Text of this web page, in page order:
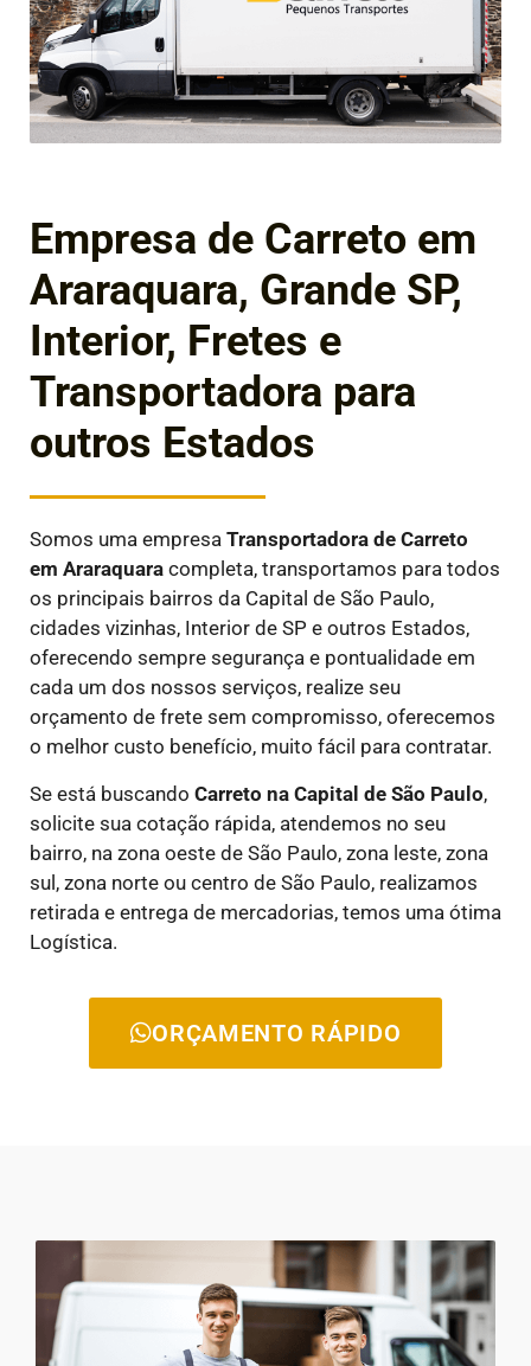
Empresa de Carreto em
Araraquara, Grande SP,
Interior, Fretes e
Transportadora para
outros Estados
Somos uma empresa Transportadora de Carreto
em Araraquara completa, transportamos para todos
os principais bairros da Capital de São Paulo,
cidades vizinhas, Interior de SP e outros Estados,
oferecendo sempre segurança e pontualidade em
cada um dos nossos serviços, realize seu
orçamento de frete sem compromisso, oferecemos
o melhor custo benefício, muito fácil para contratar.
Se está buscando Carreto na Capital de São Paulo,
solicite sua cotação rápida, atendemos no seu
bairro, na zona oeste de São Paulo, zona leste, zona
sul, zona norte ou centro de São Paulo, realizamos
retirada e entrega de mercadorias, temos uma ótima
Logística.
ORÇAMENTO RÁPIDO